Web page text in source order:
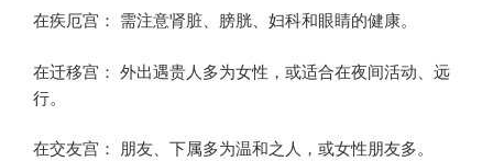
在疾厄宫： 需注意肾脏、膀胱、妇科和眼睛的健康。
在迁移宫： 外出遇贵人多为女性，或适合在夜间活动、远
行。
在交友宫： 朋友、下属多为温和之人，或女性朋友多。